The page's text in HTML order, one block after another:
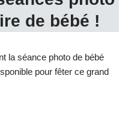
de bébé !
la séance photo de bébé
pour fêter ce grand